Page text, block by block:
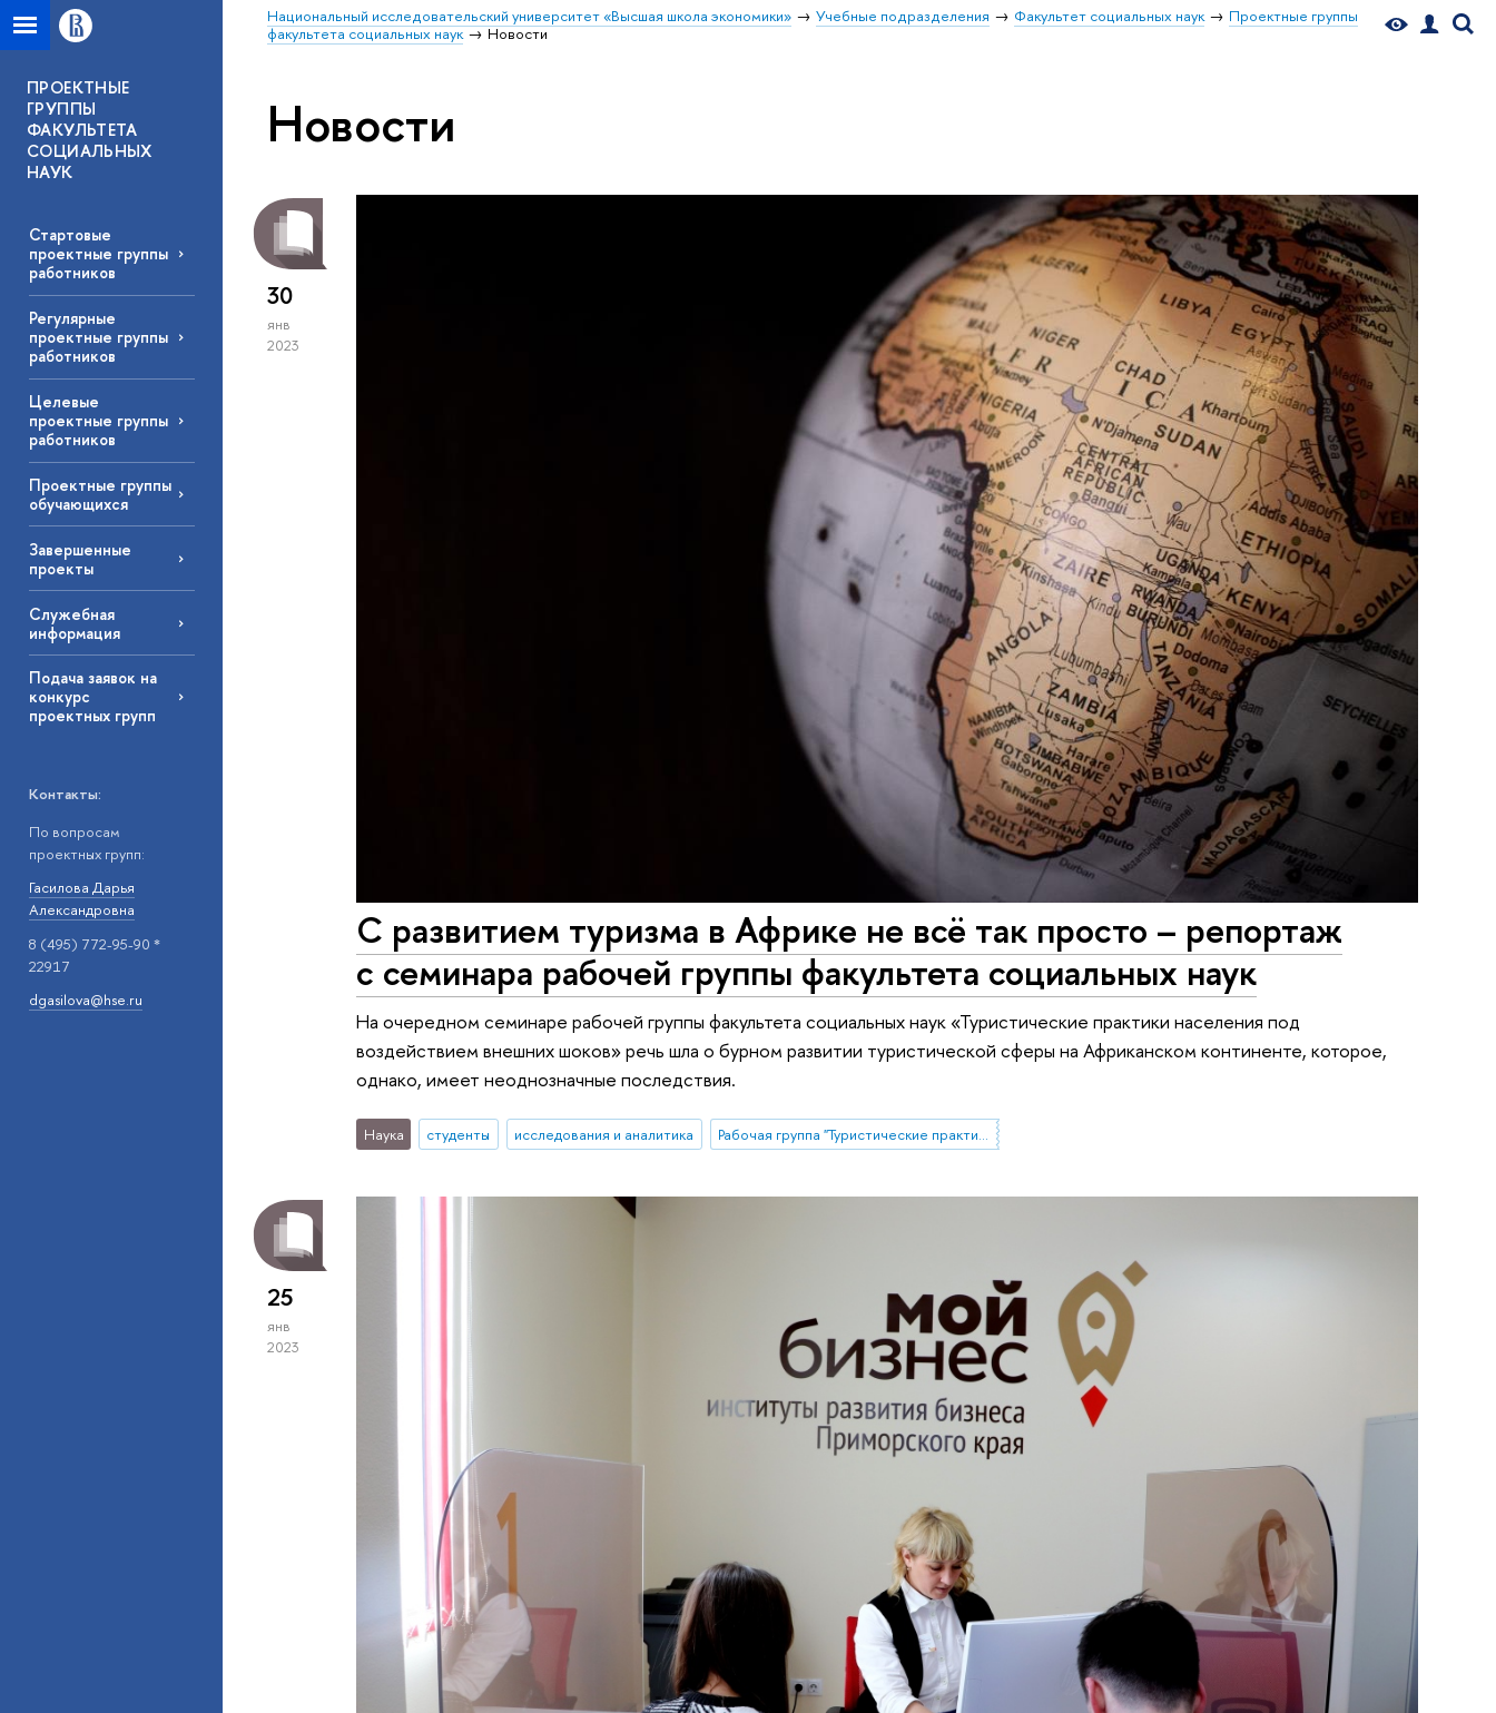
Национальный исследовательский университет «Высшая школа экономики» Учебные подразделения Факультет социальных наук
Проектные группы
факультета социальных наук
Новости
ПРОЕКТНЫЕ
ГРУППЫ
ФАКУЛЬТЕТА
СОЦИАЛЬНЫХ
НАУК
Стартовые
проектные группы
работников
Регулярные
проектные группы
работников
Целевые
проектные группы
работников
Проектные группы
обучающихся
Завершенные
проекты
Служебная
информация
Подача заявок на
конкурс
проектных групп
Контакты:
По вопросам
проектных групп:
Гасилова Дарья
Александровна
8 (495) 772-95-90 *
22917
dgasilova@hse.ru
Новости
30
янв
2023
С развитием туризма в Африке не всё так просто – репортаж
с семинара рабочей группы факультета социальных наук
На очередном семинаре рабочей группы факультета социальных наук «Туристические практики населения под
воздействием внешних шоков» речь шла о бурном развитии туристической сферы на Африканском континенте, которое,
однако, имеет неоднозначные последствия.
Наука студенты исследования и аналитика Рабочая группа "Туристические практики населения под воздействием внешних шоков: возможности и ограничения изучения опросными и не-опросными методами"
25
янв
2023